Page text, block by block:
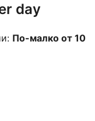
day
По-малко от 10